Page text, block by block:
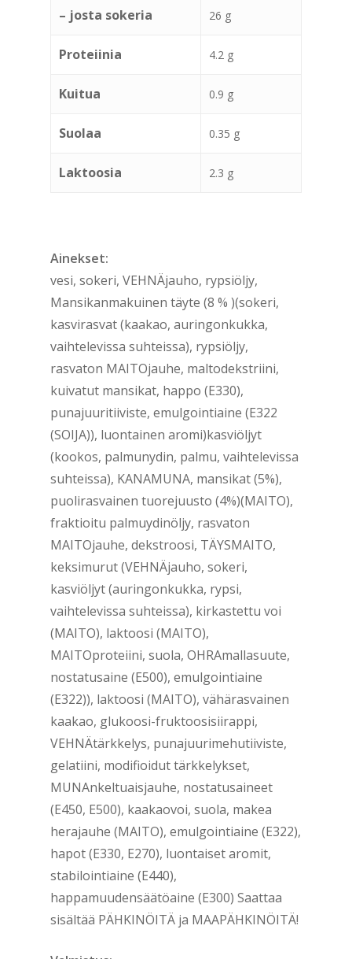
– josta sokeria 26 g
Proteiinia 4.2 g
Kuitua 0.9 g
Suolaa 0.35 g
Laktoosia 2.3 g
Ainekset:
vesi, sokeri, VEHNÄjauho, rypsiöljy,
Mansikanmakuinen täyte (8 % )(sokeri,
kasvirasvat (kaakao, auringonkukka,
vaihtelevissa suhteissa), rypsiöljy,
rasvaton MAITOjauhe, maltodekstriini,
kuivatut mansikat, happo (E330),
punajuuritiiviste, emulgointiaine (E322
(SOIJA)), luontainen aromi)kasviöljyt
(kookos, palmunydin, palmu, vaihtelevissa
suhteissa), KANAMUNA, mansikat (5%),
puolirasvainen tuorejuusto (4%)(MAITO),
fraktioitu palmuydinöljy, rasvaton
MAITOjauhe, dekstroosi, TÄYSMAITO,
keksimurut (VEHNÄjauho, sokeri,
kasviöljyt (auringonkukka, rypsi,
vaihtelevissa suhteissa), kirkastettu voi
(MAITO), laktoosi (MAITO),
MAITOproteiini, suola, OHRAmallasuute,
nostatusaine (E500), emulgointiaine
(E322)), laktoosi (MAITO), vähärasvainen
kaakao, glukoosi-fruktoosisiirappi,
VEHNÄtärkkelys, punajuurimehutiiviste,
gelatiini, modifioidut tärkkelykset,
MUNAnkeltuaisjauhe, nostatusaineet
(E450, E500), kaakaovoi, suola, makea
herajauhe (MAITO), emulgointiaine (E322),
hapot (E330, E270), luontaiset aromit,
stabilointiaine (E440),
happamuudensäätöaine (E300) Saattaa
sisältää PÄHKINÖITÄ ja MAAPÄHKINÖITÄ!